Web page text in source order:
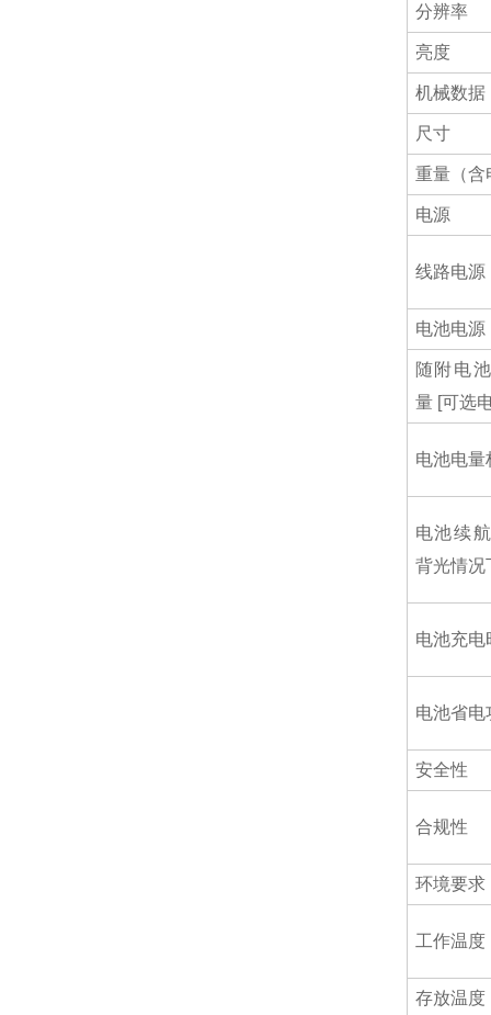
分辨率
亮度
机械数据
尺寸
重量（含
电源
线路电源
电池电源
随附电
量 [可选
电池电量
电池续
背光情况
电池充电
电池省电
安全性
合规性
环境要求
工作温度
存放温度